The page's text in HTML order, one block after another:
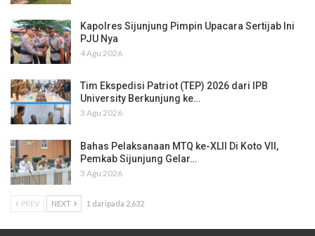
Kapolres Sijunjung Pimpin Upacara Sertijab Ini
PJU Nya
4 Agu 2026
Tim Ekspedisi Patriot (TEP) 2026 dari IPB
University Berkunjung ke…
3 Agu 2026
Bahas Pelaksanaan MTQ ke-XLII Di Koto VII,
Pemkab Sijunjung Gelar…
3 Agu 2026
PREV NEXT 1 daripada 2,632